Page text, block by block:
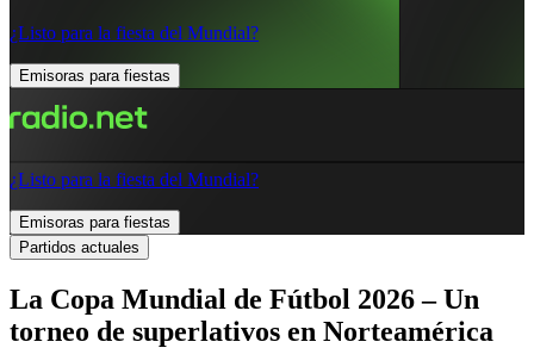
¿Listo para la fiesta del Mundial?
Emisoras para fiestas
¿Listo para la fiesta del Mundial?
Emisoras para fiestas
Partidos actuales
La Copa Mundial de Fútbol 2026 – Un
torneo de superlativos en Norteamérica